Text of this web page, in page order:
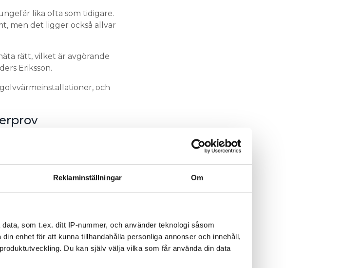
Reklaminställningar Om
data, som t.ex. ditt IP-nummer, och använder teknologi såsom
enhet för att kunna tillhandahålla personliga annonser och innehåll,
Du kan själv välja vilka som får använda din data
lika ofta som tidigare.
men det ligger också allvar
rätt, vilket är avgörande
Eriksson.
och
räcker med summerprov,
räcker inte. Man måste
händer något.
han ofta av dålig
om installationen.
foton med mobilen innan
måste man följa kraven